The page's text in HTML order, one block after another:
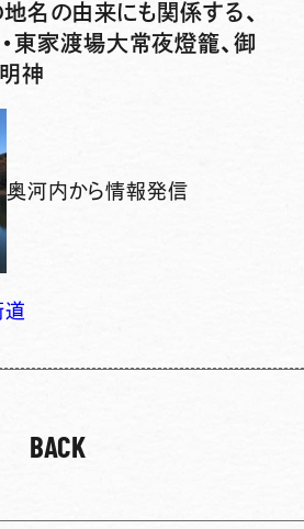
地名の由来にも関係する、
東家渡場大常夜燈籠、御
神
奥河内から情報発信
道
BACK